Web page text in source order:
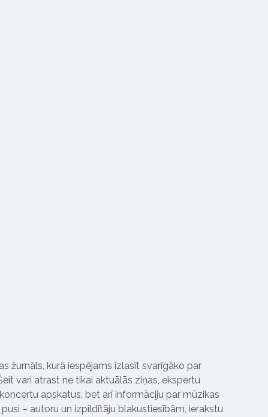
žurnāls, kurā iespējams izlasīt svarīgāko par
vari atrast ne tikai aktuālās ziņas, ekspertu
apskatus, bet arī informāciju par mūzikas
– autoru un izpildītāju blakustiesībām, ierakstu